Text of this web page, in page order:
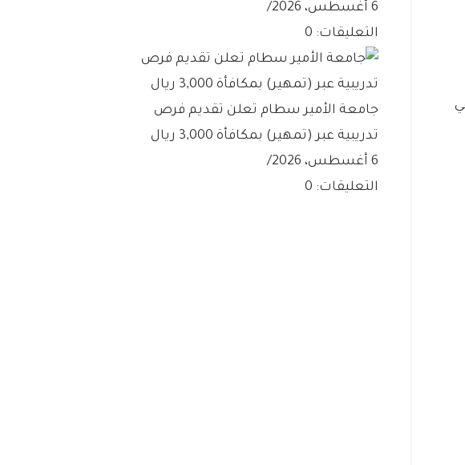
6 أغسطس، 2026
/
التعليقات: 0
جامعة الأمير سطام تعلن تقديم فرص
تدريبية عبر (تمهير) بمكافأة 3,000 ريال
6 أغسطس، 2026
/
التعليقات: 0